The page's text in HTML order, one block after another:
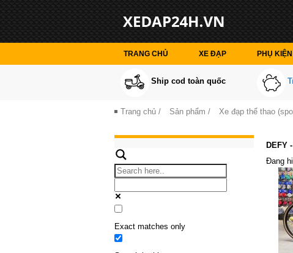
TRANG CHỦ XE ĐẠP PHỤ
Ship cod toàn quốc
Trang chủ / Sản phẩm / Xe đạp thể thao
Exact matches only
DEFY
Đang